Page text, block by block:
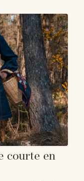
courte en